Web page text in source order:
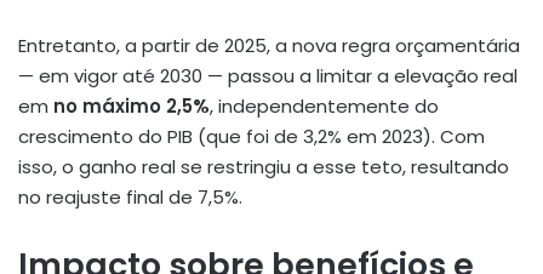
Entretanto, a partir de 2025, a nova regra orçamentária
— em vigor até 2030 — passou a limitar a elevação real
em no máximo 2,5%, independentemente do
crescimento do PIB (que foi de 3,2% em 2023). Com
isso, o ganho real se restringiu a esse teto, resultando
no reajuste final de 7,5%.
Impacto sobre benefícios e